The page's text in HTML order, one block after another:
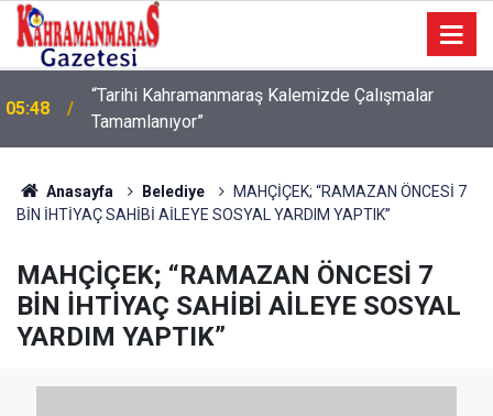
05:42 TDV Gönüllüsü mobil uygulama
Anasayfa Belediye
MAHÇİÇEK; “RAMAZAN ÖNCESİ 7
BİN İHTİYAÇ SAHİBİ AİLEYE SOSYAL YARDIM YAPTIK”
MAHÇİÇEK; “RAMAZAN ÖNCESİ 7
BİN İHTİYAÇ SAHİBİ AİLEYE SOSYAL
YARDIM YAPTIK”